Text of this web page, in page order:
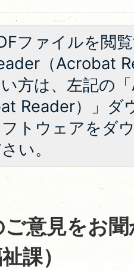
ファイルを閲
（Acrobat
方は、左記の
Reader）」ダ
トウェアをダ
い。
意見をお
祉課）